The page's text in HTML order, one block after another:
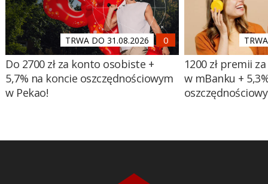
TRWA DO 31.08.2026
Do 2700 zł za konto osobiste +
5,7% na koncie oszczędnościowym
w Pekao!
1200 zł premii
w mBanku +